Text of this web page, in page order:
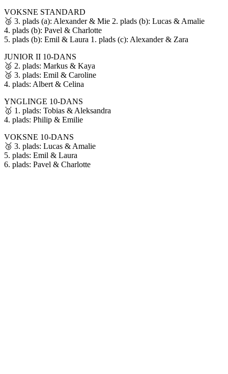
VOKSNE STANDARD
🥉 3. plads (a): Alexander & Mie 2. plads (b): Lucas & Amalie
4. plads (b): Pavel & Charlotte
5. plads (b): Emil & Laura 1. plads (c): Alexander & Zara
JUNIOR II 10-DANS
🥈 2. plads: Markus & Kaya
🥉 3. plads: Emil & Caroline
4. plads: Albert & Celina
YNGLINGE 10-DANS
🥇 1. plads: Tobias & Aleksandra
4. plads: Philip & Emilie
VOKSNE 10-DANS
🥉 3. plads: Lucas & Amalie
5. plads: Emil & Laura
6. plads: Pavel & Charlotte